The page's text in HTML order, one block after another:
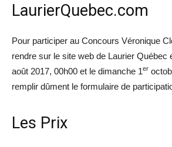
LaurierQuebec.com
Pour participer au Concours Véronique
rendre sur le site web de Laurier Québec
août 2017, 00h00 et le dimanche 1er
remplir dûment le formulaire de
Les Prix